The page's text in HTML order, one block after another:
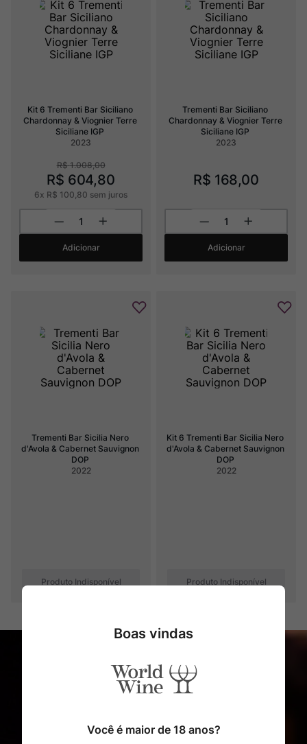
Kit 6 Trementi Bar Siciliano
Chardonnay & Viognier Terre
Siciliane IGP
2023
R$ 1.008,00
R$ 604,80
6x R$ 100 80 sem juros
Adicionar
Trementi Bar Siciliano
Chardonnay & Viognier Terre
Siciliane IGP
2023
R$ 168,00
Adicionar
Trementi Bar Sicilia Nero
d'Avola & Cabernet Sauvignon
DOP
2022
Produto Indisponível
Kit 6 Trementi Bar Sicilia Nero
d'Avola & Cabernet Sauvignon
DOP
2022
Produto Indisponível
Ver Sacrum
Rocim
Champagne
Boas vindas
Você é maior de 18 anos?